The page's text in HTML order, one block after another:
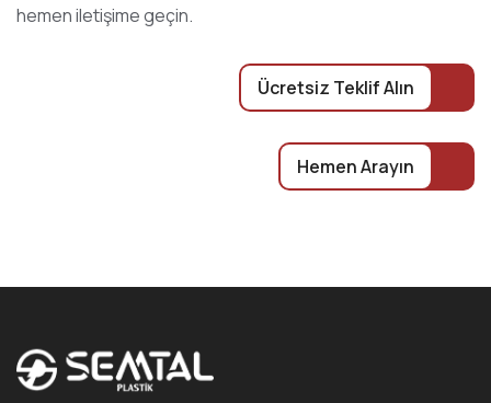
hemen iletişime geçin.
Ücretsiz Teklif Alın
Hemen Arayın